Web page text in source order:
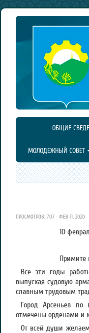
ОБЩИЕ
МОЛОДЕЖНЫЙ СОВЕТ
ПРОСМОТРОВ: 707 · ФЕВ 11, 2020
10
Примите
Все эти годы
выпуская судовую
славным трудовым
Город Арсеньев по
отмечены орденами и
От всей души желаем